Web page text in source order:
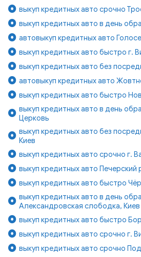
выкуп кредитных авто срочно
выкуп кредитных авто в день
автовыкуп кредитных авто
выкуп кредитных авто быстро г.
выкуп кредитных авто без
автовыкуп кредитных авто
выкуп кредитных авто быстро
выкуп кредитных авто в день
Церковь
выкуп кредитных авто без
Киев
выкуп кредитных авто срочно г.
выкуп кредитных авто Печерский
выкуп кредитных авто быстро
выкуп кредитных авто в день
Александровская слободка, Киев
выкуп кредитных авто быстро
выкуп кредитных авто срочно г.
выкуп кредитных авто срочно